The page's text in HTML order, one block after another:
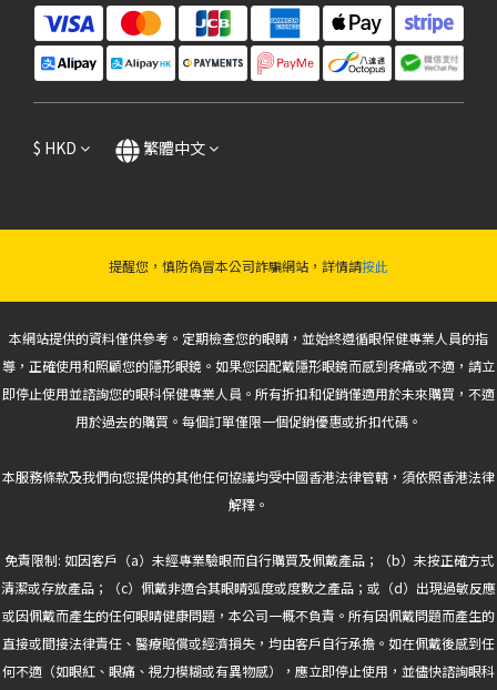
$ HKD 繁體中文
提醒您，慎防偽冒本公司詐騙網站，詳情請按此
本網站提供的資料僅供參考。定期檢查您的眼睛，並始終遵循眼保健專業人員的指
導，正確使用和照顧您的隱形眼鏡。如果您因配戴隱形眼鏡而感到疼痛或不適，請立
即停止使用並諮詢您的眼科保健專業人員。所有折扣和促銷僅適用於未來購買，不適
用於過去的購買。每個訂單僅限一個促銷優惠或折扣代碼。
本服務條款及我們向您提供的其他任何協議均受中國香港法律管轄，須依照香港法律
解釋。
免責限制: 如因客戶（a）未經專業驗眼而自行購買及佩戴產品；（b）未按正確方式
清潔或存放產品；（c）佩戴非適合其眼睛弧度或度數之產品；或（d）出現過敏反應
或因佩戴而產生的任何眼睛健康問題，本公司一概不負責。所有因佩戴問題而產生的
直接或間接法律責任、醫療賠償或經濟損失，均由客戶自行承擔。如在佩戴後感到任
何不適（如眼紅、眼痛、視力模糊或有異物感），應立即停止使用，並儘快諮詢眼科